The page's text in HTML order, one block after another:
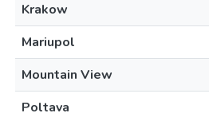
Krakow
Mariupol
Mountain View
Poltava